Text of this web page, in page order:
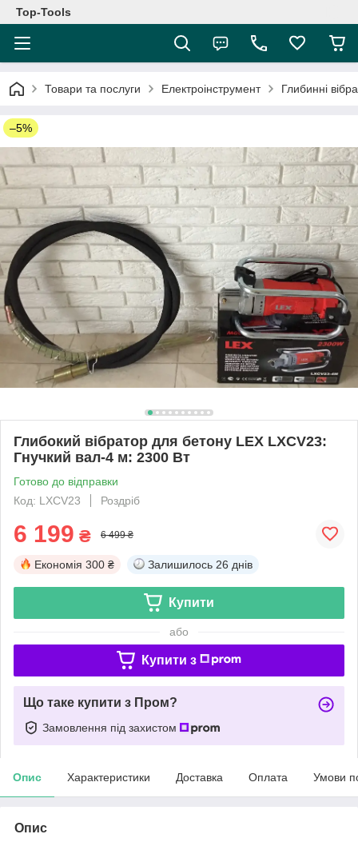
Top-Tools
Товари та послуги Електроінструмент Глибинні
–5%
Глибокий вібратор для бетону LEX LXCV23:
Гнучкий вал-4 м: 2300 Вт
Готово до відправки
Код: LXCV23
Роздріб
6 199 ₴ 6 499 ₴
Економія 300 ₴ Залишилось 26 днів
Купити
або
Купити з
Що таке купити з Пром?
Замовлення під захистом
Опис Характеристики Доставка Оплата Умови
Опис